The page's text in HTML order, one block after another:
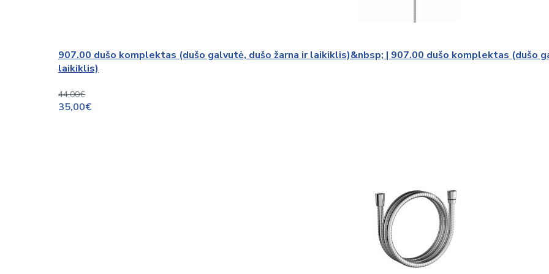
907.00 dušo komplektas (dušo galvutė, dušo žarna ir laikiklis)&nbsp; | 907.00 dušo komplektas (dušo
laikiklis)
44,00€
35,00€